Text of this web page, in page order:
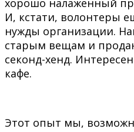
хорошо налаженный
И, кстати, волонтеры
нужды организации.
старым вещам и
секонд-хенд.
кафе.
Этот опыт мы,